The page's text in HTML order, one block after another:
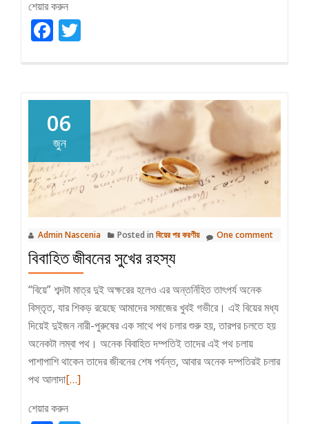
থেকে
বের
উপায়
শেয়ার করুন
Facebook
06
জুন
Admin Nascenia Posted in বিয়ের পর করণীয় One comment
বিবাহিত জীবনের সুখের রহস্য
“বিয়ে” শব্দটা মাত্র দুই অক্ষরের হলেও এর অন্তর্নিহিত তাৎপর্য অনেক
বিস্তৃত, যার শিকড় রয়েছে আমাদের সমাজের খুবই গভীরে। এই বিয়ের মধ্য
দিয়েই দুইজন নারী-পুরুষের এক সাথে পথ চলার শুরু হয়, তারপর চলতে হয়
অনেকটা লম্বা পথ। অনেক বিবাহিত দম্পতিই তাদের এই পথ চলায়
পাশাপাশি থাকেন তাদের জীবনের শেষ পর্যন্ত, আবার অনেক দম্পতিরই চলার
পথ আলাদাRead
about
[…]
শেয়ার করুন